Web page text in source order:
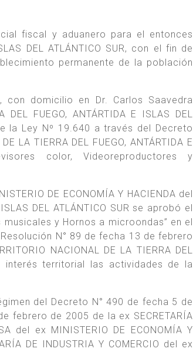
fiscal y aduanero para el entonces
DEL ATLÁNTICO SUR, con el fin de
permanente de la población
con domicilio en Dr. Carlos Saavedra
FUEGO, ANTÁRTIDA E ISLAS DEL
la Ley Nº 19.640 a través del Decreto
LA TIERRA DEL FUEGO, ANTÁRTIDA E
color, Videoreproductores y
DE ECONOMÍA Y HACIENDA del
DEL ATLÁNTICO SUR se aprobó el
y Hornos a microondas” en el
N° 89 de fecha 13 de febrero
NACIONAL DE LA TIERRA DEL
interés territorial las actividades de la
del Decreto N° 490 de fecha 5 de
febrero de 2005 de la ex SECRETARÍA
del ex MINISTERIO DE ECONOMÍA Y
DE INDUSTRIA Y COMERCIO del ex